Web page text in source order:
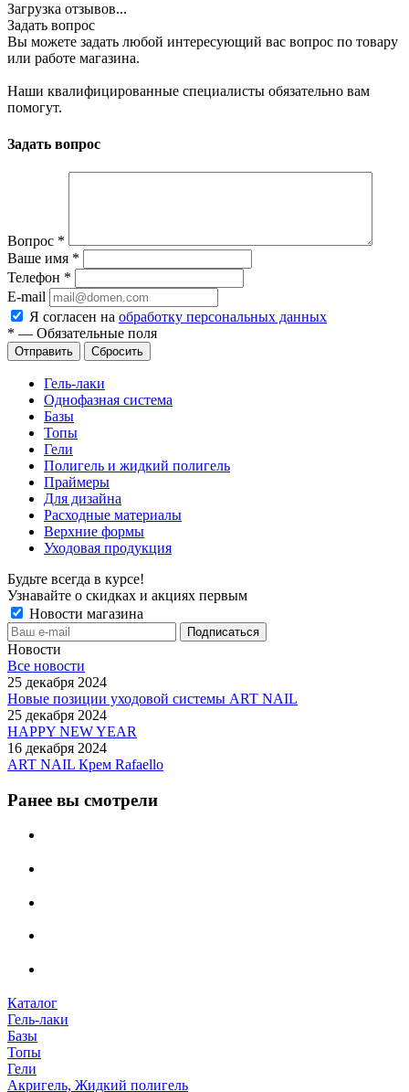
Загрузка отзывов...
Задать вопрос
Вы можете задать любой интересующий вас вопрос по товару
или работе магазина.
Наши квалифицированные специалисты обязательно вам
помогут.
Задать вопрос
Вопрос *
Ваше имя *
Телефон *
E-mail
Я согласен на обработку персональных данных
* — Обязательные поля
Сбросить
Гель-лаки
Однофазная система
Базы
Топы
Гели
Полигель и жидкий полигель
Праймеры
Для дизайна
Расходные материалы
Верхние формы
Уходовая продукция
Будьте всегда в курсе!
Узнавайте о скидках и акциях первым
Новости магазина
Новости
Все новости
25 декабря 2024
Новые позиции уходовой системы ART NAIL
25 декабря 2024
HAPPY NEW YEAR
16 декабря 2024
ART NAIL Крем Rafaello
Ранее вы смотрели
Каталог
Гель-лаки
Базы
Топы
Гели
Акригель, Жидкий полигель